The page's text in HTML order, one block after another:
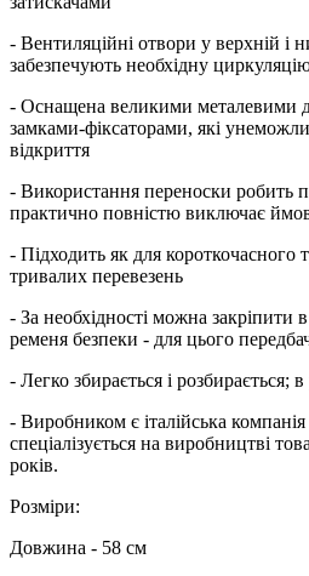
- Вентиляційні отвори у верхній і
забезпечують необхідну
- Оснащена великими металевими
замками-фіксаторами, які
відкриття
- Використання переноски робить
практично повністю виключає
- Підходить як для короткочасного
тривалих перевезень
- За необхідності можна закріпити
ременя безпеки - для цього
- Легко збирається і розбирається;
- Виробником є італійська
спеціалізується на виробництві
років.
Розміри:
Довжина - 58 см